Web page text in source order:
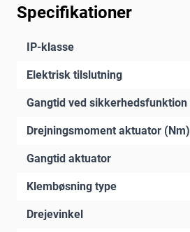
Specifikationer
IP-klasse
Elektrisk tilslutning
Gangtid ved sikkerhedsfunktion
Drejningsmoment aktuator (Nm)
Gangtid aktuator
Klembøsning type
Drejevinkel